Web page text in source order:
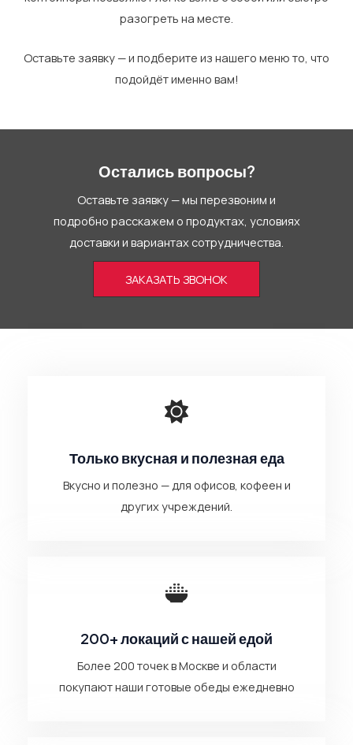
разогреть на месте.
Оставьте заявку — и подберите из нашего меню то, что
подойдёт именно вам!
Остались вопросы?
Оставьте заявку — мы перезвоним и
подробно расскажем о продуктах, условиях
доставки и вариантах сотрудничества.
ЗАКАЗАТЬ ЗВОНОК
Только вкусная и полезная еда
Вкусно и полезно — для офисов, кофеен и
других учреждений.
200+ локаций с нашей едой
Более 200 точек в Москве и области
покупают наши готовые обеды ежедневно